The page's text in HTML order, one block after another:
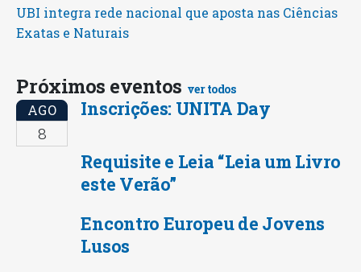
UBI integra rede nacional que aposta nas Ciências
Exatas e Naturais
Próximos eventos ver todos
AGO
8
Inscrições: UNITA Day
Requisite e Leia “Leia um Livro
este Verão”
Encontro Europeu de Jovens
Lusos